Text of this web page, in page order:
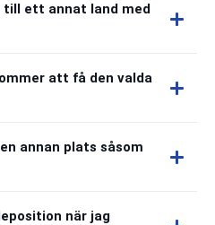
till ett annat land med
att få den valda
annan plats såsom
när jag